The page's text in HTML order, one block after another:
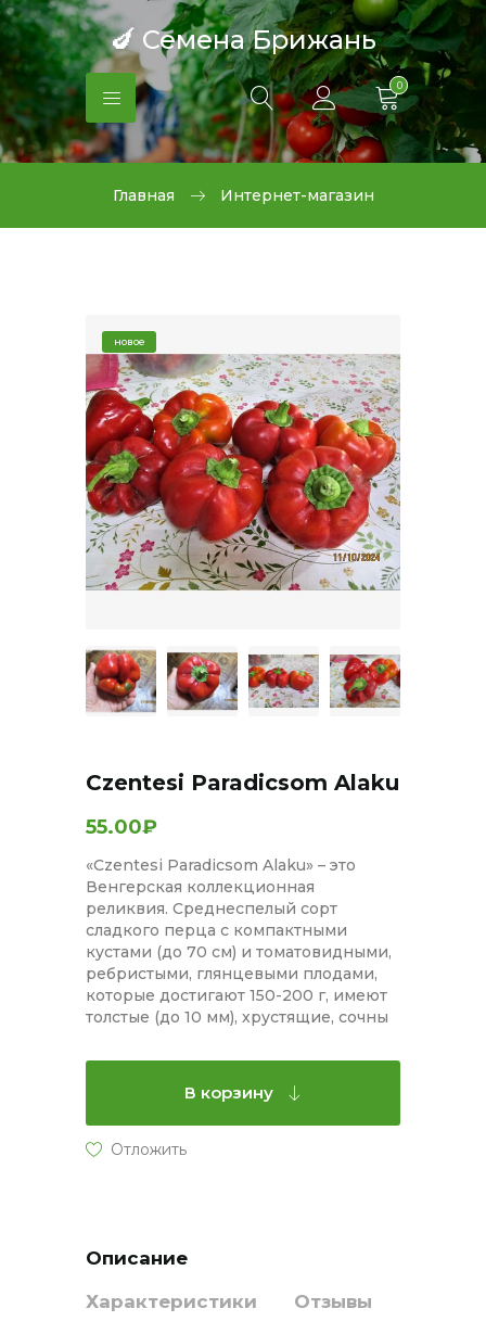
🍆 Семена Брижань
0
Главная Интернет-магазин
новое
Czentesi Paradicsom Alaku
55.00₽
«Czentesi Paradicsom Alaku» – это
Венгерская коллекционная
реликвия. Среднеспелый сорт
сладкого перца с компактными
кустами (до 70 см) и томатовидными,
ребристыми, глянцевыми плодами,
которые достигают 150-200 г, имеют
толстые (до 10 мм), хрустящие, сочны
В корзину
Описание
Характеристики
Отзывы